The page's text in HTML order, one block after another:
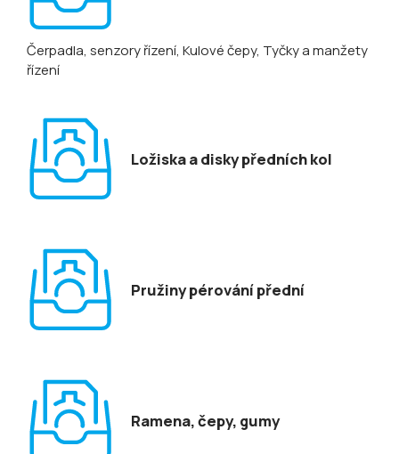
Čerpadla, senzory řízení, Kulové čepy, Tyčky a manžety
řízení
Ložiska a disky předních kol
Pružiny pérování přední
Ramena, čepy, gumy